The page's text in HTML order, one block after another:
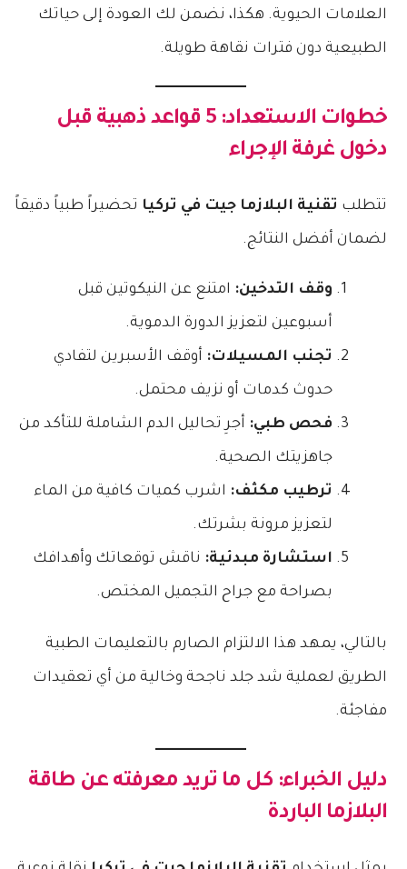
العلامات الحيوية. هكذا، نضمن لك العودة إلى حياتك
الطبيعية دون فترات نقاهة طويلة.
​خطوات الاستعداد: 5 قواعد ذهبية قبل
دخول غرفة الإجراء
​تتطلب تقنية البلازما جيت في تركيا تحضيراً طبياً دقيقاً
لضمان أفضل النتائج.
وقف التدخين: امتنع عن النيكوتين قبل
أسبوعين لتعزيز الدورة الدموية.
تجنب المسيلات: أوقف الأسبرين لتفادي
حدوث كدمات أو نزيف محتمل.
فحص طبي: أجرِ تحاليل الدم الشاملة للتأكد من
جاهزيتك الصحية.
ترطيب مكثف: اشرب كميات كافية من الماء
لتعزيز مرونة بشرتك.
استشارة مبدئية: ناقش توقعاتك وأهدافك
بصراحة مع جراح التجميل المختص.
​بالتالي، يمهد هذا الالتزام الصارم بالتعليمات الطبية
الطريق لعملية شد جلد ناجحة وخالية من أي تعقيدات
مفاجئة.
​دليل الخبراء: كل ما تريد معرفته عن طاقة
البلازما الباردة